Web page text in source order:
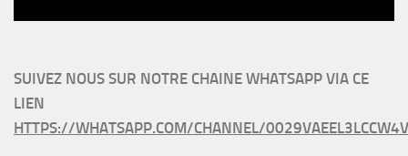
SUIVEZ NOUS SUR NOTRE CHAINE WHATSAPP VIA CE
LIEN
HTTPS://WHATSAPP.COM/CHANNEL/